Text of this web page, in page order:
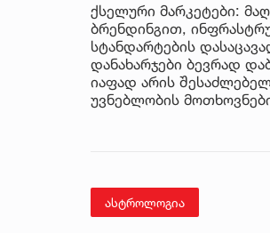
ქსელური მარკეტები:
ბრენდინგით,
სტანდარტების
დანახარჯები ბევრად
იაფად არის
უვნებლობის
ასტროლოგია